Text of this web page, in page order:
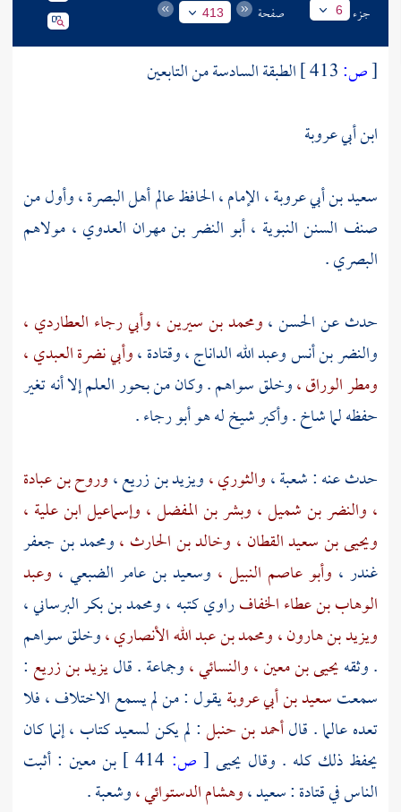
جزء 6 صفحة 413
[ص:
الطبقة السادسة من التابعين
ابن أبي عروبة
سعيد بن أبي عروبة ، الإمام ، الحافظ عالمأهلالبصرة ،وأول من
صنف السنن النبوية ، أبو النضر بن مهران العدوي ، مولاهم
البصري .
حدث عنالحسن ،ومحمد بن سيرين ،وأبي رجاء العطاردي ،
والنضر بن أنسوعبد الله الداناج ،وقتادة ،وأبي نضرة العبدي ،
ومطر الوراق ،وخلق سواهم . وكان من بحور العلم إلا أنه تغير
حفظه لما شاخ . وأكبر شيخ له هوأبو رجاء.
حدث عنه :شعبة ،والثوري ،ويزيد بن زريع ،وروح بن عبادة
، والنضر بن شميل ، وبشر بن المفضل ، وإسماعيل ابن علية ،
ويحيى بن سعيد القطان ، وخالد بن الحارث ،ومحمد بن جعفر
غندر ، وأبو عاصم النبيل ، وسعيد بن عامر الضبعي ، وعبد
الوهاب بن عطاء الخفافراوي كتبه ،ومحمد بن بكر البرساني ،
ويزيد بن هارون ،ومحمد بن عبد الله الأنصاري ،وخلق سواهم
. وثقهيحيى بن معين ،والنسائي ،وجماعة . قاليزيد بن زريع :
سمعتسعيد بن أبي عروبةيقول : من لم يسمع الاختلاف ، فلا
تعده عالما . قالأحمد بن حنبل: لم يكنلسعيدكتاب ، إنما كان
يحفظ ذلك كله . وقال يحيى [ ص: بن معين : أثبت
الناس فيقتادة:سعيد ،وهشام الدستوائي ،وشعبة.